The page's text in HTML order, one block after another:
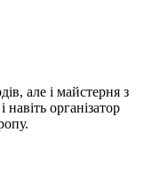
але і майстерня з
організатор